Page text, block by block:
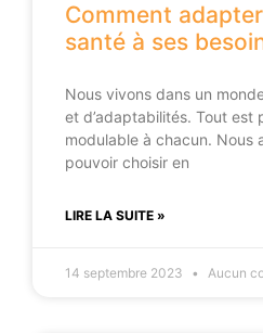
Comment
santé à ses
Nous vivons dans un
et d’adaptabilités. Tout est
modulable à chacun. Nous
pouvoir choisir en
LIRE LA SUITE »
14 septembre 2023 Aucun